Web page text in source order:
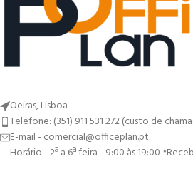
Oeiras, Lisboa
Telefone: (351) 911 531 272 (custo de
E-mail - comercial@officeplan.pt
Horário - 2ª a 6ª feira - 9:00 às 19:00